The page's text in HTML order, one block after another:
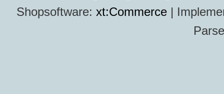
Shopsoftware: xt:Commerce |